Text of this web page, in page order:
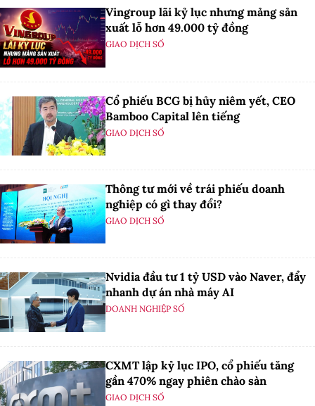
Vingroup lãi kỷ lục nhưng mảng sản
xuất lỗ hơn 49.000 tỷ đồng
GIAO DỊCH SỐ
Cổ phiếu BCG bị hủy niêm yết, CEO
Bamboo Capital lên tiếng
GIAO DỊCH SỐ
Thông tư mới về trái phiếu doanh
nghiệp có gì thay đổi?
GIAO DỊCH SỐ
Nvidia đầu tư 1 tỷ USD vào Naver, đẩy
nhanh dự án nhà máy AI
DOANH NGHIỆP SỐ
CXMT lập kỷ lục IPO, cổ phiếu tăng
gần 470% ngay phiên chào sàn
GIAO DỊCH SỐ